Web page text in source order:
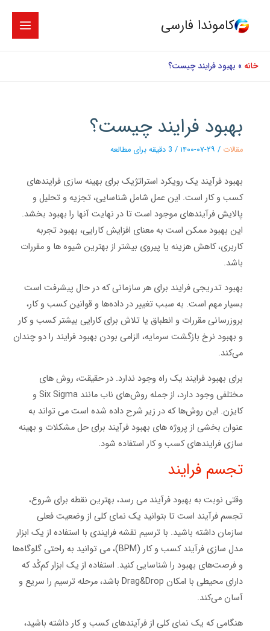
کاموندا فارسی
خانه » بهبود فرایند چیست؟
بهبود فرایند چیست؟
مقالات / ۲۹-۰۷-۱۴۰۰ / 3 دقیقه برای مطالعه
بهبود فرآیند یک رویکرد استراتژیک برای بهینه سازی فرایندهای
کسب و کار است. این عمل شامل شناسایی، تجزیه و تحلیل و
پالایش فرآیندهای موجود است تا در نهایت آنها را بهبود بخشد.
این بهبود ممکن است به معنای افزایش کارایی، بهبود تجربه
کاربری، کاهش هزینه یا پیروی بیشتر از بهترین شیوه ها و مقررات
باشد.
بهبود تدریجی فرایند برای هر سازمانی که در حال پیشرفت است
بسیار مهم است. به سبب تغییر در داده‌ها و قوانین کسب و کار،
بروزرسانی مقررات و انطباق یا تلاش برای کارایی بیشتر کسب و کار
و بهبود نرخ بازگشت سرمایه، الزامی بودن بهبود فرایند را دو چندان
می‌کند.
برای بهبود فرایند یک راه وجود ندارد. در حقیقت، روش های
مختلفی وجود دارد، از جمله روش‌های ناب مانند Six Sigma و
کایزن. این روش‌ها که در زیر شرح داده شده است می تواند به
عنوان بخشی از پروژه های بهبود فرآیند برای حل مشکلات و بهینه
سازی فرایندهای کسب و کار استفاده شود.
تجسم فرایند
وقتی نوبت به بهبود فرآیند می رسد، بهترین نقطه برای شروع،
تجسم فرآیند است تا بتوانید یک نمای کلی از وضعیت فعلی
سازمان داشته باشید. با ترسیم نقشه فرایندی با استفاده از یک ابزار
مدل سازی فرآیند کسب و کار (BPM)، می توانید به راحتی گلوگاه‌ها
و فرصت‌های بهبود را شناسایی کنید. استفاده از یک ابزار کم‌کُد که
دارای محیطی با امکان Drag&Drop باشد، مرحله ترسیم را سریع و
آسان می‌کند.
هنگامی که یک نمای کلی از فرآیندهای کسب و کار داشته باشید،